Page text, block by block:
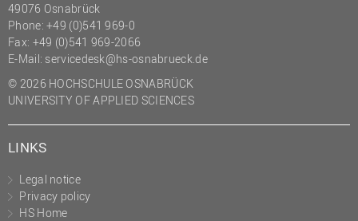
Studium und Lehre
Transfer- und
Innovationsmanagement
49076 Osnabrück
Phone: +49 (0)541 969-0
Fax: +49 (0)541 969-2066
E-Mail: servicedesk@hs-osnabrueck.de
© 2026 HOCHSCHULE OSNABRÜCK
UNIVERSITY OF APPLIED SCIENCES
LINKS
Legal notice
Privacy policy
HS Home